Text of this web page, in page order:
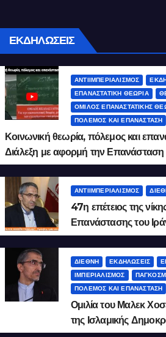
ΕΚΔΗΛΩΣΕΙΣ
ΑΝΤΙΙΜΠΕΡΙΑΛΙΣΜΌΣ
ΕΠΑΝΑΣΤΑΤΙΚΉ ΘΕΩΡΊΑ
ΌΜΙΛΟΣ ΕΠΑΝΑΣΤΑΤΙΚΉΣ
ΠΌΛΕΜΟΣ ΚΑΙ ΕΠΑΝΆΣΤΑΣΗ
Κοινωνική θεωρία, πόλεμος και
Διάλεξη με αφορμή την Επανάσταση
ΑΝΤΙΙΜΠΕΡΙΑΛΙΣΜΌΣ
47η επέτειος της
Επανάστασης του
του Ιράν Μάλεκ
ΔΙΕΘΝΉ ΕΚΔΗΛΏΣΕΙΣ
ΙΜΠΕΡΙΑΛΙΣΜΌΣ
ΠΌΛΕΜΟΣ ΚΑΙ ΕΠΑΝΆΣΤΑΣΗ
Ομιλία του Μαλεκ
της Ισλαμικής